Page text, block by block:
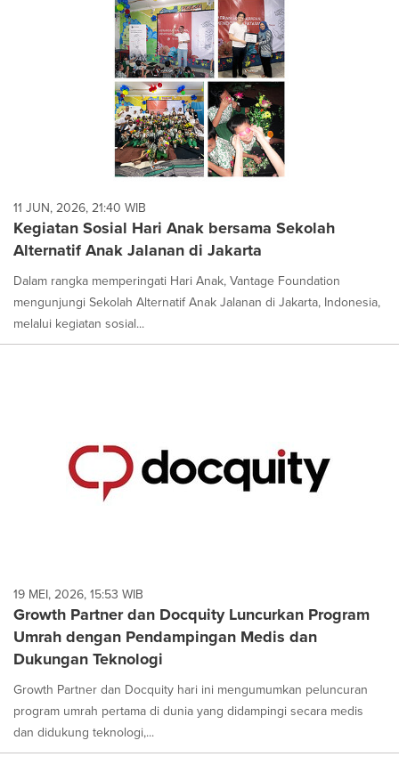
11 JUN, 2026, 21:40 WIB
Kegiatan Sosial Hari Anak bersama Sekolah
Alternatif Anak Jalanan di Jakarta
Dalam rangka memperingati Hari Anak, Vantage Foundation
mengunjungi Sekolah Alternatif Anak Jalanan di Jakarta, Indonesia,
melalui kegiatan sosial...
19 MEI, 2026, 15:53 WIB
Growth Partner dan Docquity Luncurkan Program
Umrah dengan Pendampingan Medis dan
Dukungan Teknologi
Growth Partner dan Docquity hari ini mengumumkan peluncuran
program umrah pertama di dunia yang didampingi secara medis
dan didukung teknologi,...